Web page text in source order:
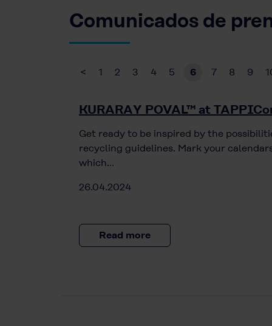
Comunicados de
< 1 2 3 4 5 6 7 8 9
KURARAY POVAL™ at
Get ready to be inspired by the
recycling guidelines. Mark your
which…
26.04.2024
Read more